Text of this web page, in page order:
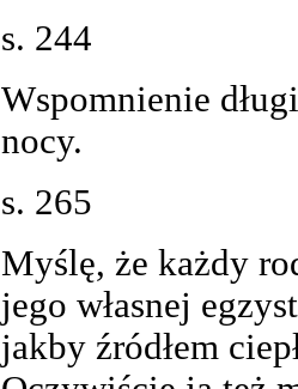
s. 244
Wspomnienie
nocy.
s. 265
Myślę, że każdy
jego własnej
jakby źródłem